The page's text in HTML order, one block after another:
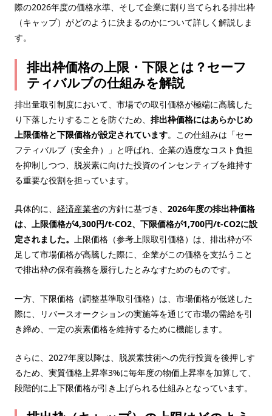
際の2026年度の価格水準、そして企業に割り当てられる排出枠
（キャップ）がどのように決まるのかについて詳しく解説しま
す。
排出枠価格の上限・下限とは？セーフ
ティバルブの仕組みを解説
排出量取引制度において、市場での取引価格が極端に高騰した
り下落したりすることを防ぐため、 排出枠価格にはあらかじめ
上限価格と下限価格が設定されています。この仕組みは「セー
フティバルブ（安全弁）」と呼ばれ、企業の過度なコスト負担
を抑制しつつ、脱炭素に向けた投資のインセンティブを維持す
る重要な役割を担っています。
具体的に、 経済産業省の方針に基づき、 2026年度の排出枠価格
は、上限価格が4,300円/t-CO2、下限価格が1,700円/t-CO2に設
定されました。 上限価格（参考上限取引価格）は、排出枠が不
足して市場価格が高騰した際に、企業がこの価格を支払うこと
で排出枠の保有義務を履行したとみなすためのものです。
一方、下限価格（調整基準取引価格）は、市場価格が低迷した
際に、リバースオークションの実施等を通じて市場の需給を引
き締め、一定の炭素価格を維持するために機能します。
さらに、2027年度以降は、脱炭素技術への先行投資を後押しす
るため、実質価格上昇率3%に毎年度の物価上昇率を加算して、
段階的に上下限価格が引き上げられる仕組みとなっています。